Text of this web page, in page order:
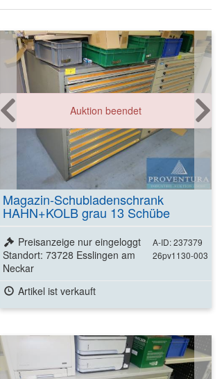
Auktion beendet
Magazin-Schubladenschrank
HAHN+KOLB grau 13 Schübe
A-ID: 237379
26pv1130-003
Preisanzeige nur eingeloggt
Standort: 73728 Esslingen am
Neckar
Artikel ist verkauft